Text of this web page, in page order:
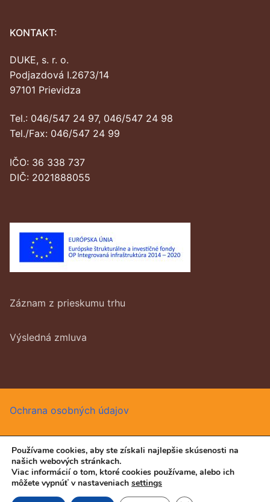
KONTAKT:
DUKE, s. r. o.
Podjazdová I.2673/14
97101 Prievidza
Tel.: 046/547 24 97, 046/547 24 98
Tel./Fax: 046/547 24 99
IČO: 36 338 737
DIČ: 2021888055
Záznam z prieskumu trhu
Výsledná zmluva
Ochrana osobných údajov
Všetký práva vyhradené © 2026 DUKE, s.r.o.
Používame cookies, aby ste získali najlepšie skúsenosti na
našich webových stránkach.
Viac informácií o tom, ktoré cookies používame, alebo ich
môžete vypnúť v nastaveniach settings